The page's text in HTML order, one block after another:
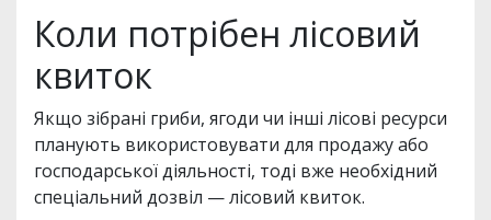
Коли потрібен лісовий
квиток
Якщо зібрані гриби, ягоди чи інші лісові ресурси
планують використовувати для продажу або
господарської діяльності, тоді вже необхідний
спеціальний дозвіл — лісовий квиток.